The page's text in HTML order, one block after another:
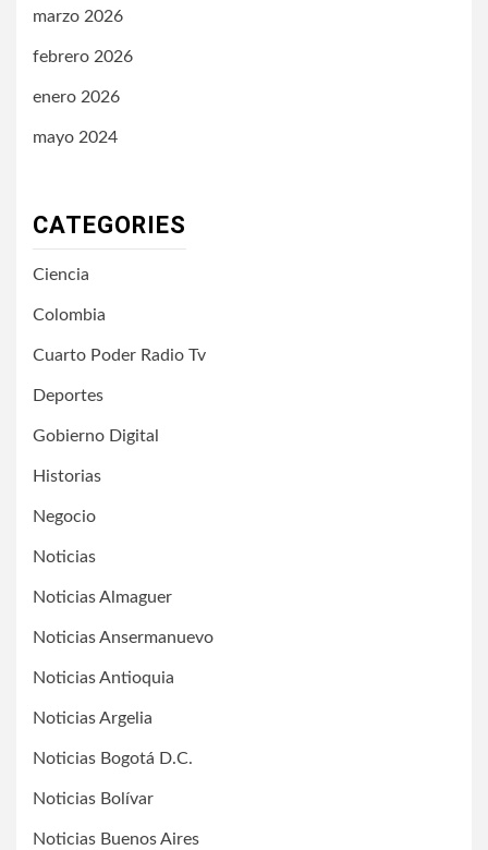
marzo 2026
febrero 2026
enero 2026
mayo 2024
CATEGORIES
Ciencia
Colombia
Cuarto Poder Radio Tv
Deportes
Gobierno Digital
Historias
Negocio
Noticias
Noticias Almaguer
Noticias Ansermanuevo
Noticias Antioquia
Noticias Argelia
Noticias Bogotá D.C.
Noticias Bolívar
Noticias Buenos Aires